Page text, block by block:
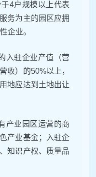
4户规模以上代表
务为主的园区应拥
企业。
入驻企业产值（营
收）的50%以上，
地应达到土地出让
产业园区运营的商
产业基金；入驻企
知识产权、质量品